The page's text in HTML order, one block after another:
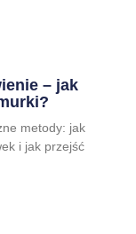
– jak
metody: jak
i jak przejść